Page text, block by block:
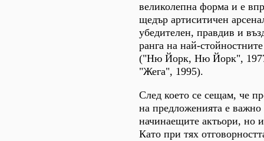
великолепна форма и е
щедър артиситичен
убедителен, правдив и
ранга на най-
("Ню Йорк, Ню Йорк",
"Жега", 1995).
След което се сещам, че
на предложенията е важно
начинаещите актьори, но
Като при тях